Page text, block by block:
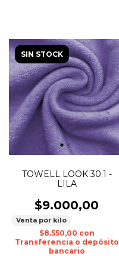
SIN STOCK
TOWELL LOOK 30.1 -
LILA
$9.000,00
Venta por kilo
$8.550,00 con
Transferencia o depósito
bancario